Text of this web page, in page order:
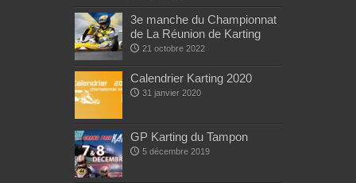
3e manche du Championnat
de La Réunion de Karting
21 octobre 2022
Calendrier Karting 2020
31 janvier 2020
GP Karting du Tampon
5 décembre 2019